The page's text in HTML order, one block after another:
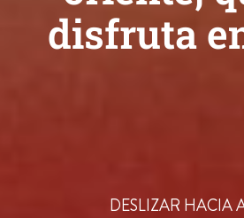
disfruta
DESLIZAR HACIA